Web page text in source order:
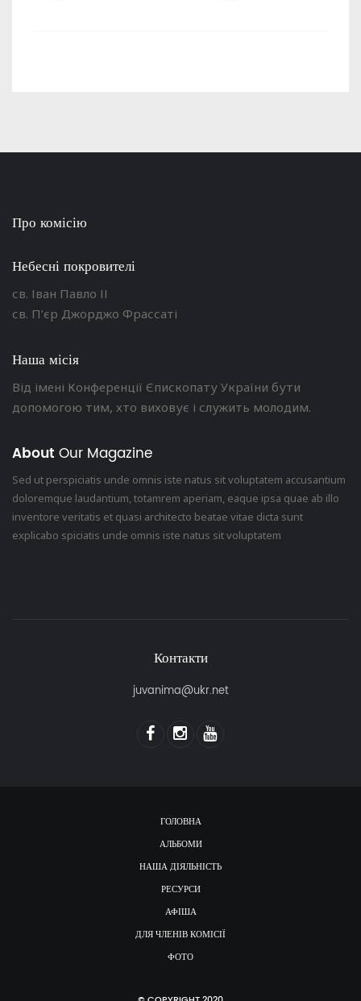
Про комісію
Небесні покровителі
св. Іван Павло ІІ
св. П’єр Джорджо Фрассаті
Наша місія
Від імені Конференції Єпископату України бути
допомогою тим, хто виховує і служить молодим.
About Our Magazine
Sed ut perspiciatis unde omnis iste natus sit voluptatem accusantium
doloremque laudantium, totamrem aperiam, eaque ipsa quae ab illo
inventore veritatis et quasi architecto beatae vitae dicta sunt
explicabo spiciatis unde omnis iste natus sit voluptatem
Контакти
juvanima@ukr.net
ГОЛОВНА
АЛЬБОМИ
НАША ДІЯЛЬНІСТЬ
РЕСУРСИ
АФІША
ДЛЯ ЧЛЕНІВ КОМІСІЇ
ФОТО